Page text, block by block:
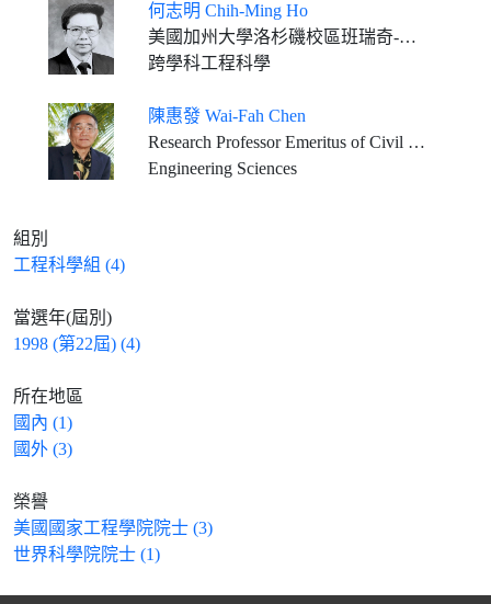
何志明 Chih-Ming Ho
美國加州大學洛杉磯校區班瑞奇-洛奇馬丁講座教授(退休)
跨學科工程科學
陳惠發 Wai-Fah Chen
Research Professor Emeritus of Civil Engineering, University of Hawaii at Manoa
Engineering Sciences
組別
工程科學組 (4)
當選年(屆別)
1998 (第22屆) (4)
所在地區
國內 (1)
國外 (3)
榮譽
美國國家工程學院院士 (3)
世界科學院院士 (1)